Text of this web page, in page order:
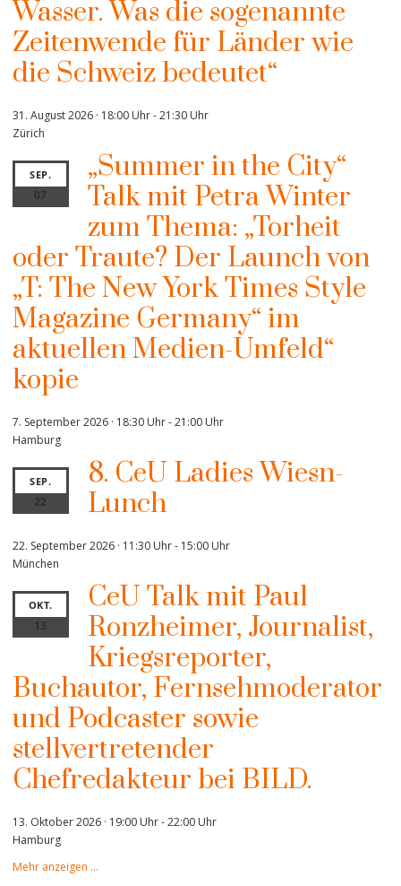
Wasser. Was die sogenannte
Zeitenwende für Länder wie
die Schweiz bedeutet“
31. August 2026 · 18:00 Uhr-21:30 Uhr
Zürich
SEP.
07
„Summer in the City“
Talk mit Petra Winter
zum Thema: „Torheit
oder Traute? Der Launch von
„T: The New York Times Style
Magazine Germany“ im
aktuellen Medien-Umfeld“
kopie
7. September 2026 · 18:30 Uhr-21:00 Uhr
Hamburg
SEP.
22
8. CeU Ladies Wiesn-
Lunch
22. September 2026 · 11:30 Uhr- 15:00 Uhr
München
OKT.
13
CeU Talk mit Paul
Ronzheimer, Journalist,
Kriegsreporter,
Buchautor, Fernsehmoderator
und Podcaster sowie
stellvertretender
Chefredakteur bei BILD.
13. Oktober 2026 · 19:00 Uhr-22:00 Uhr
Hamburg
Mehr anzeigen …